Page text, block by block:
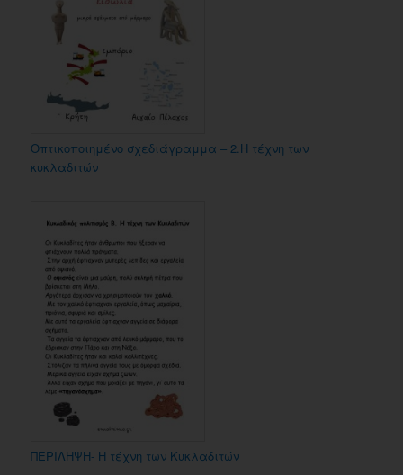
Οπτικοποιημένο σχεδιάγραμμα – 2.Η τέχνη των
κυκλαδιτών
ΠΕΡΙΛΗΨΗ- Η τέχνη των Κυκλαδιτών